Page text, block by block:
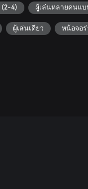
(2-4) ผู้เล่นหลายคนแ
ผู้เล่นเดียว หน้อจอ